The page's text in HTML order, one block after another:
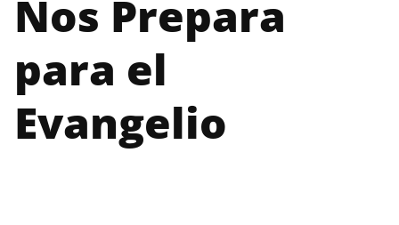
Nos Prepara
para el
Evangelio